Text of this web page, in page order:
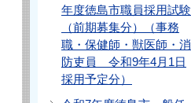
年度徳島市職員採用試験
（前期募集分）（事務
職・保健師・獣医師・消
防吏員 令和9年4月1日
採用予定分）